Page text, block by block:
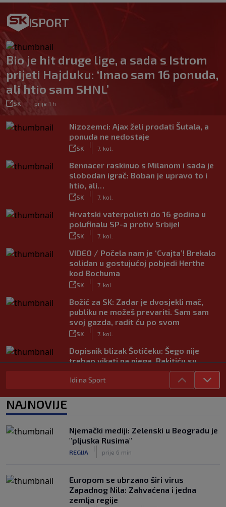
SPORT
Bio je hit druge lige, a sada s Istrom
prijeti Hajduku: ‘Imao sam 16 ponuda,
ali htio sam SHNL’
SK
|
prije 1 h
Nizozemci: Ajax želi prodati Šutala, a
ponuda ne nedostaje
SK
|
7. kol.
Bennacer raskinuo s Milanom i sada je
slobodan igrač: Boban je upravo to i
htio, ali…
SK
|
7. kol.
Hrvatski vaterpolisti do 16 godina u
polufinalu SP-a protiv Srbije!
SK
|
7. kol.
VIDEO / Počela nam je ‘Cvajta’! Brekalo
solidan u gostujućoj pobjedi Herthe
kod Bochuma
SK
|
7. kol.
Božić za SK: Zadar je dvosjekli mač,
publiku ne možeš prevariti. Sam sam
svoj gazda, radit ću po svom
SK
|
7. kol.
Dopisnik blizak Šotičeku: Šego nije
trebao vikati na njega, Rakitiću su
također svi bili dinamovci…
SK
|
7. kol.
Objavljeno koje su države uz Infantina,
SK 7. kol.
Kustošija želi ekspresno u SHNL! Bara
službeno doveo pojačanje iz Schalkea
Idi na Sport
NAJNOVIJE
Njemački mediji: Zelenski u Beogradu je
"pljuska Rusima"
REGIJA prije 6 min
Europom se ubrzano širi virus
Zapadnog Nila: Zahvaćena i jedna
zemlja regije